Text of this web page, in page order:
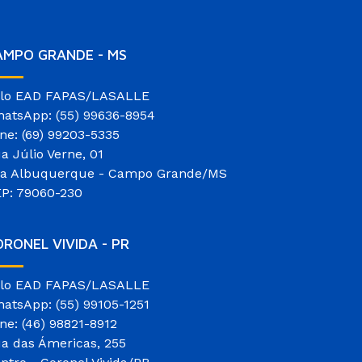
GRANDE - MS
EAD FAPAS/LASALLE
(55) 99636-8954
(69) 99203-5335
Júlio Verne, 01
Albuquerque - Campo Grande/MS
79060-230
VIVIDA - PR
EAD FAPAS/LASALLE
(55) 99105-1251
(46) 98821-8912
das Ámericas, 255